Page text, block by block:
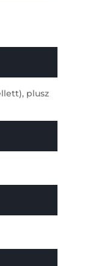
plusz